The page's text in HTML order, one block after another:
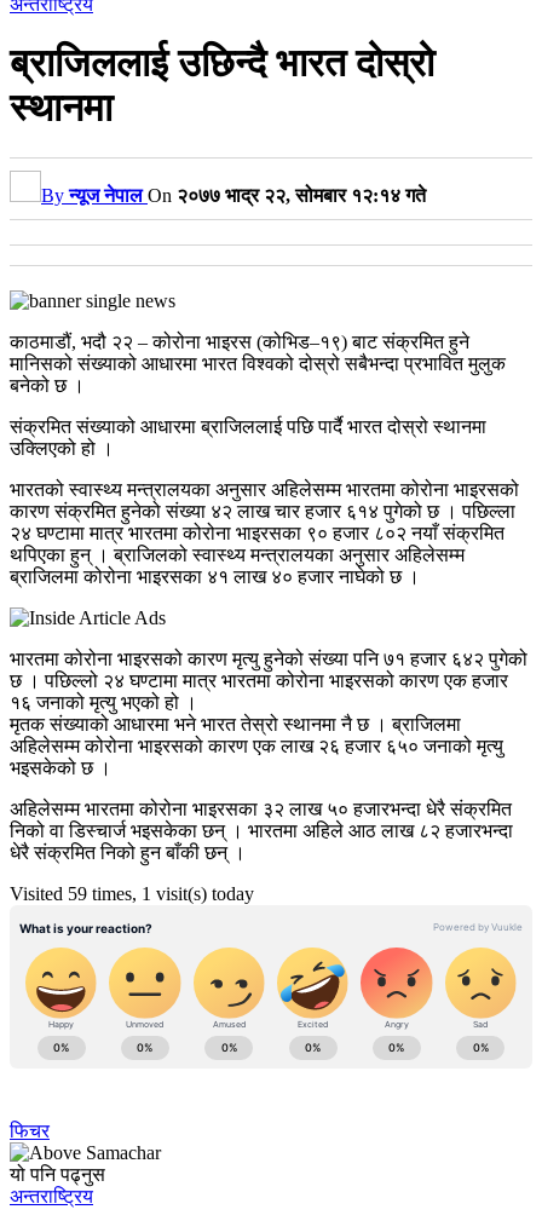
अन्तराष्ट्रिय
ब्राजिललाई उछिन्दै भारत दोस्रो
स्थानमा
Byन्यूज नेपाल On २०७७ भाद्र २२, सोमबार १२:१४ गते
काठमाडौं, भदौ २२ – कोरोना भाइरस (कोभिड–१९) बाट संक्रमित हुने
मानिसको संख्याको आधारमा भारत विश्वको दोस्रो सबैभन्दा प्रभावित मुलुक
बनेको छ ।
संक्रमित संख्याको आधारमा ब्राजिललाई पछि पार्दै भारत दोस्रो स्थानमा
उक्लिएको हो ।
भारतको स्वास्थ्य मन्त्रालयका अनुसार अहिलेसम्म भारतमा कोरोना भाइरसको
कारण संक्रमित हुनेको संख्या ४२ लाख चार हजार ६१४ पुगेको छ । पछिल्ला
२४ घण्टामा मात्र भारतमा कोरोना भाइरसका ९० हजार ८०२ नयाँ संक्रमित
थपिएका हुन् । ब्राजिलको स्वास्थ्य मन्त्रालयका अनुसार अहिलेसम्म
ब्राजिलमा कोरोना भाइरसका ४१ लाख ४० हजार नाघेको छ ।
भारतमा कोरोना भाइरसको कारण मृत्यु हुनेको संख्या पनि ७१ हजार ६४२ पुगेको
छ । पछिल्लो २४ घण्टामा मात्र भारतमा कोरोना भाइरसको कारण एक हजार
१६ जनाको मृत्यु भएको हो ।
मृतक संख्याको आधारमा भने भारत तेस्रो स्थानमा नै छ । ब्राजिलमा
अहिलेसम्म कोरोना भाइरसको कारण एक लाख २६ हजार ६५० जनाको मृत्यु
भइसकेको छ ।
अहिलेसम्म भारतमा कोरोना भाइरसका ३२ लाख ५० हजारभन्दा धेरै संक्रमित
निको वा डिस्चार्ज भइसकेका छन् । भारतमा अहिले आठ लाख ८२ हजारभन्दा
धेरै संक्रमित निको हुन बाँकी छन् ।
Visited 59 times, 1 visit(s) today
फिचर
यो पनि पढ्नुस
अन्तराष्ट्रिय